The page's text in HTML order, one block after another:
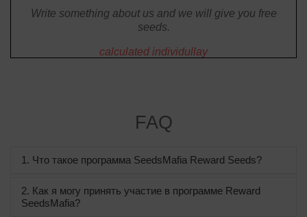
Write something about us and we will give you free
seeds.
calculated individullay
FAQ
1. Что такое программа SeedsMafia Reward Seeds?
2. Как я могу принять участие в программе Reward
SeedsMafia?